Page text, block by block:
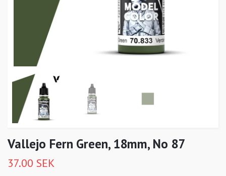
Vallejo Fern Green, 18mm, No 87
37.00 SEK